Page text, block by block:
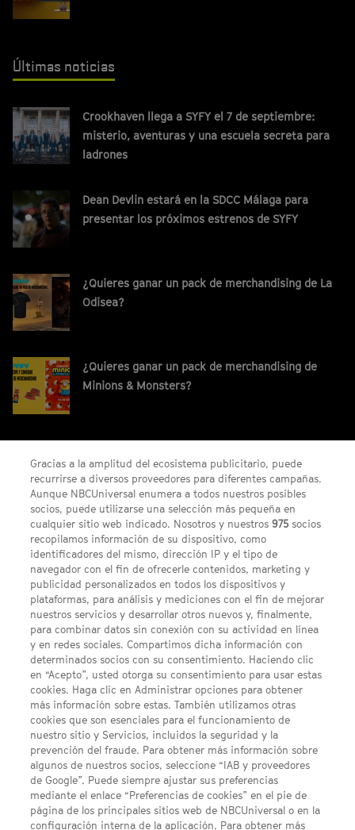
Últimas noticias
Crookhaven llega a SYFY el 7 de septiembre:
misterio, aventuras y una escuela secreta para
ladrones
Dean Devlin estará en la SDCC Málaga para
presentar los próximos estrenos de SYFY
¿Quieres ganar un pack de merchandising de La
Odisea?
¿Quieres ganar un pack de merchandising de
Minions & Monsters?
Síguenos
FACEBOOK
TWITTER
YOUTUBEINSTAGRAM
ENLACES DE INTERÉS
Acerca de SYFY
Condiciones Generales de Uso
Opciones de Anuncios
Política de privacidad
UNA DIVISIÓN DE NBCUNIVERSAL
Gracias a la amplitud del ecosistema publicitario, puede
recurrirse a diversos proveedores para diferentes campañas.
Aunque NBCUniversal enumera a todos nuestros posibles
socios, puede utilizarse una selección más pequeña en
cualquier sitio web indicado. Nosotros y nuestros975 socios
recopilamos información de su dispositivo, como
identificadores del mismo, dirección IP y el tipo de
navegador con el fin de ofrecerle contenidos, marketing y
publicidad personalizados en todos los dispositivos y
plataformas, para análisis y mediciones con el fin de mejorar
nuestros servicios y desarrollar otros nuevos y, finalmente,
para combinar datos sin conexión con su actividad en línea
y en redes sociales. Compartimos dicha información con
determinados socios con su consentimiento. Haciendo clic
en “Acepto”, usted otorga su consentimiento para usar estas
cookies. Haga clic en Administrar opciones para obtener
más información sobre estas. También utilizamos otras
cookies que son esenciales para el funcionamiento de
nuestro sitio y Servicios, incluidos la seguridad y la
prevención del fraude. Para obtener más información sobre
algunos de nuestros socios, seleccione “IAB y proveedores
de Google”. Puede siempre ajustar sus preferencias
mediante el enlace “Preferencias de cookies” en el pie de
página de los principales sitios web de NBCUniversal o en la
configuración interna de la aplicación. Para obtener más